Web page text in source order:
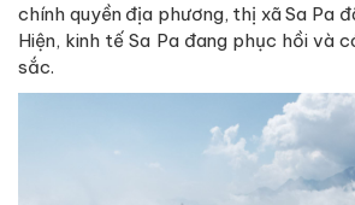
chính quyền địa phương, thị xã Sa Pa
Hiện, kinh tế Sa Pa đang phục hồi và
sắc.